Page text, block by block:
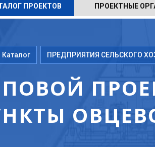
ПРОЕКТОВ ПРОЕКТНЫЕ
Каталог ПРЕДПРИЯТИЯ СЕЛЬСКОГО